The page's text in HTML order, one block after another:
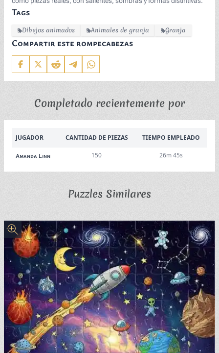
Tags
Dibujos animados Animales de granja Granja
Compartir este rompecabezas
Completado recientemente por
JUGADOR CANTIDAD DE PIEZAS TIEMPO EMPLEADO
Amanda Linn 150 26m 45s
Puzzles Similares